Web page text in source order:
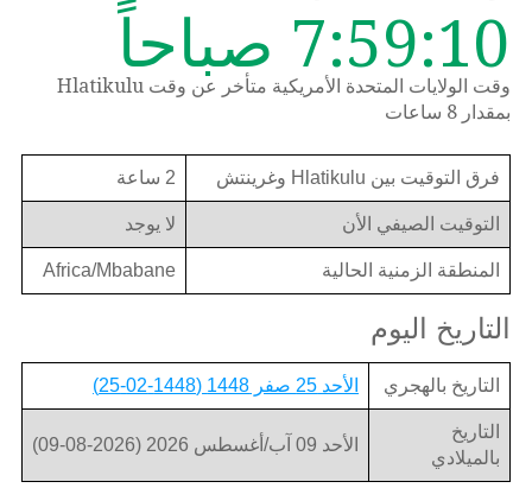
7:59:10 صباحاً
وقت الولايات المتحدة الأمريكية متأخر عن وقت Hlatikulu
بمقدار 8 ساعات
فرق التوقيت بين Hlatikulu وغرينتش 2 ساعة
التوقيت الصيفي الأن لا يوجد
المنطقة الزمنية الحالية Africa/Mbabane
التاريخ اليوم
التاريخ بالهجري الأحد 25 صفر 1448 (1448-02-25)
التاريخ
بالميلادي
الأحد 09 آب/أغسطس 2026 (2026-08-09)